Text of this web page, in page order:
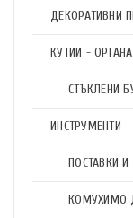
ДЕКОРАТИВНИ
КУТИИ -
СТЪКЛЕНИ
ИНСТРУМЕНТИ
ПОСТАВКИ
КОМУХИМО